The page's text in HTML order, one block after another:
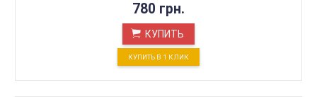
780 грн.
КУПИТЬ
КУПИТЬ В 1 КЛИК